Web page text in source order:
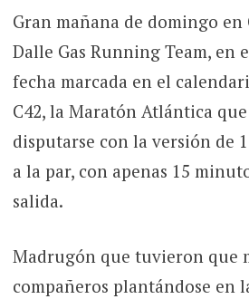
Gran mañana de domingo en
Dalle Gas Running Team, en
fecha marcada en el
C42, la Maratón Atlántica
disputarse con la versión de
a la par, con apenas 15
salida.
Madrugón que tuvieron que
compañeros plantándose en